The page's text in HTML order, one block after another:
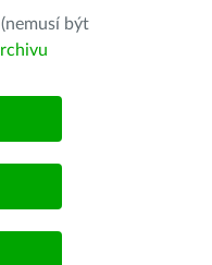
být